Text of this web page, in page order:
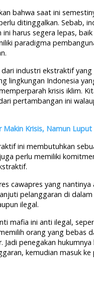
bahwa saat ini
ditinggalkan. Sebab,
harus segera lepas,
paradigma
industri ekstraktif
lingkungan Indonesia
krisis iklim.
pertambangan ini
Makin Krisis, Namun
ini membutuhkan
perlu memiliki
cawapres yang
pelanggaran di
ilegal.
mafia ini anti ilegal,
orang yang bebas
penegakan
kemudian masuk